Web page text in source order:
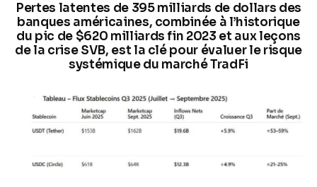
Pertes latentes de 395 milliards de dollars des
banques américaines, combinée à l’historique
du pic de $620 milliards fin 2023 et aux leçons
de la crise SVB, est la clé pour évaluer le risque
systémique du marché TradFi